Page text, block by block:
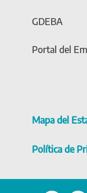
GDEBA
Portal del
Mapa del
Política de